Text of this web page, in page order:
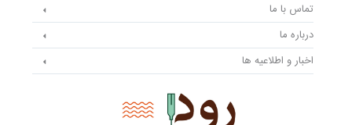
تماس با ما
درباره ما
اخبار و اطلاعیه ها